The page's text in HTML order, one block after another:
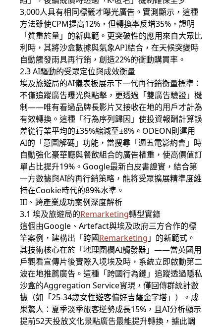
3,000人具有相同標籤才曝光廣告。實測顯示，這種
方法雖使CPM提高12%，但轉換率反增35%，證明
「質重於量」的新典範。更突破性的應用來自大眾比
利時，其將沙盒數據與氣象API結合，在天候突變時
自動觸發雨具再行銷，創造22%的衝動購買率。
2.3 AI驅動的受眾定位與成效衡量
埃及旅遊局的AI儀表板展示下一代再行銷衡量標準：
不僅追蹤廣告曝光與點擊，更透過「雙廣告驗證」機
制——唯有看過品牌長影片又接收在地的用戶才計為
有效轉換。這種「行為序列歸因」使投資報酬計算誤
差從行業平均的±35%縮減至±8%。ODEON則運用
AI的「意圖解碼」功能，當搜尋「週五電影約會」時
自動強化豪華廳與餐飲組合的廣告權重，使高價值訂
單占比提升19%。Google最新白皮書證實，結合第
一方數據與AI的再行銷策略，能將受眾擴展精準度維
持在Cookie時代的89%水準。
III、跨產業成功案例深度解析
3.1 埃及旅遊局的Remarketing轉型實錄
這個由Google、Artefact與埃及政府三方合作的標
竿案例，建構出「跨國Remarketing 」的新範式。
其技術核心在於「地理圍欄AI觸發器」——當英國用
戶觀看宣傳片後實際入境埃及時，系統立即啟動第二
波在地推薦廣告。這種「跨國行為鏈」追蹤透過隱私
沙盒的Aggregation Service實現，僅回傳群統計數
據（如「25-34歲女性遊客偏好吉薩金字塔」）。成
果驚人：夏季淡季旅客逆勢成長15%，且AI分析顯示
提前52天投放文化景點廣告最能提升轉換，據此調